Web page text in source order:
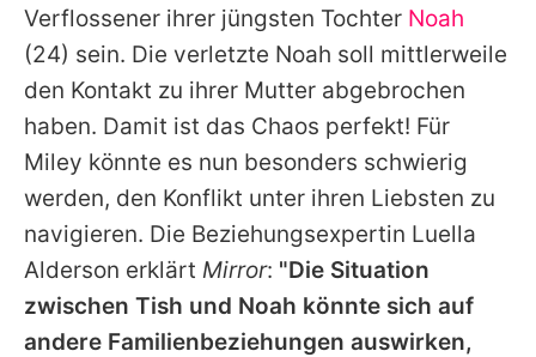
Verflossener ihrer jüngsten Tochter Noah
(24) sein. Die verletzte Noah soll mittlerweile
den Kontakt zu ihrer Mutter abgebrochen
haben. Damit ist das Chaos perfekt! Für
Miley könnte es nun besonders schwierig
werden, den Konflikt unter ihren Liebsten zu
navigieren. Die Beziehungsexpertin Luella
Alderson erklärt Mirror: "Die Situation
zwischen Tish und Noah könnte sich auf
andere Familienbeziehungen auswirken,